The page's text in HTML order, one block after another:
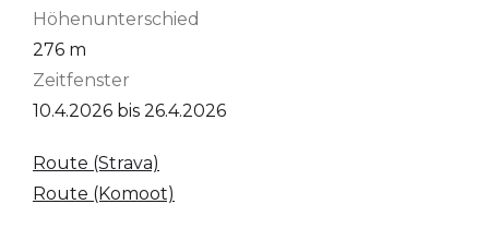
Höhenunterschied
276 m
Zeitfenster
10.4.2026 bis 26.4.2026
Route (Strava)
Route (Komoot)